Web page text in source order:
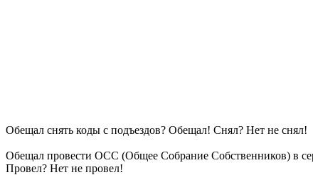
Обещал снять коды с подъездов? Обещал! Снял? Нет не снял!
Обещал провести ОСС (Общее Собрание Собственников) в
Провел? Нет не провел!